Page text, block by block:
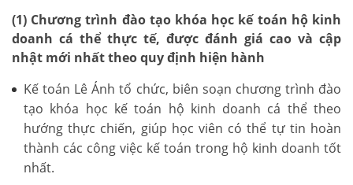
(1) Chương trình đào tạo khóa học kế toán hộ kinh
doanh cá thể thực tế, được đánh giá cao và cập
nhật mới nhất theo quy định hiện hành
Kế toán Lê Ánh tổ chức, biên soạn chương trình đào
tạo khóa học kế toán hộ kinh doanh cá thể theo
hướng thực chiến, giúp học viên có thể tự tin hoàn
thành các công việc kế toán trong hộ kinh doanh tốt
nhất.